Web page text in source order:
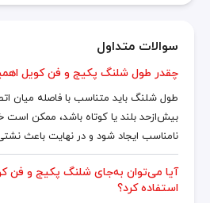
سوالات متداول
چقدر طول شلنگ پکیج و فن کویل
طول شلنگ باید متناسب با فاصله میان
بیش‌ازحد بلند یا کوتاه باشد، ممکن
نامناسب ایجاد شود و در نهایت باعث
آیا می‌توان به‌جای شلنگ پکیج و فن
استفاده کرد؟